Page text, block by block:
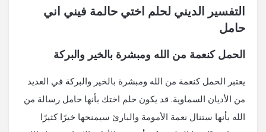
التفسير الديني لحلم اختي حالمة فيني اني
حامل
الحمل كنعمة من الله ومبشرة بالخير والبركة
يعتبر الحمل كنعمة من الله ومبشرة بالخير والبركة في العديد
من الأديان السماوية. قد يكون حلم اختك بأنها حامل رسالة من
الله بأنها ستنال نعمة الأمومة والبارئ سيمنحها خيرًا كثيرًا